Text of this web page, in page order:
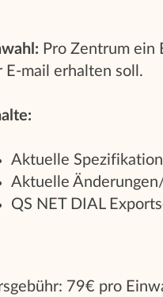
Pro Zentrum ein
E-mail erhalten soll.
Aktuelle
Aktuelle
QS NET DIAL
79€ pro